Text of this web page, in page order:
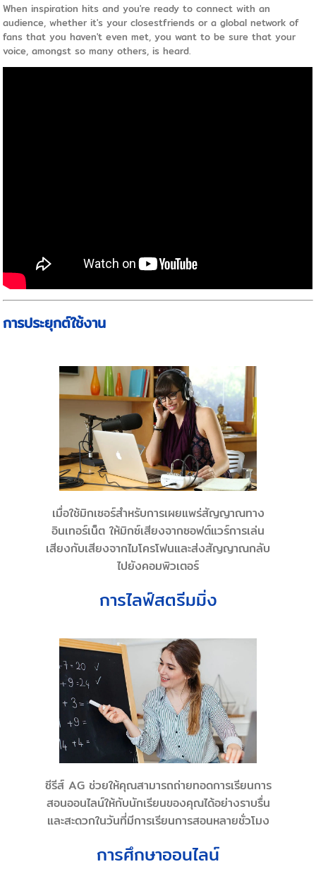
When inspiration hits and you're ready to connect with an
audience, whether it's your closestfriends or a global network of
fans that you haven't even met, you want to be sure that your
voice, amongst so many others, is heard.
การประยุกต์ใช้งาน
เมื่อใช้มิกเซอร์สำหรับการเผยแพร่สัญญาณทาง
อินเทอร์เน็ต ให้มิกซ์เสียงจากซอฟต์แวร์การเล่น
เสียงกับเสียงจากไมโครโฟนและส่งสัญญาณกลับ
ไปยังคอมพิวเตอร์
การไลฟ์สตรีมมิ่ง
ซีรีส์ AG ช่วยให้คุณสามารถถ่ายทอดการเรียนการ
สอนออนไลน์ให้กับนักเรียนของคุณได้อย่างราบรื่น
และสะดวกในวันที่มีการเรียนการสอนหลายชั่วโมง
การศึกษาออนไลน์